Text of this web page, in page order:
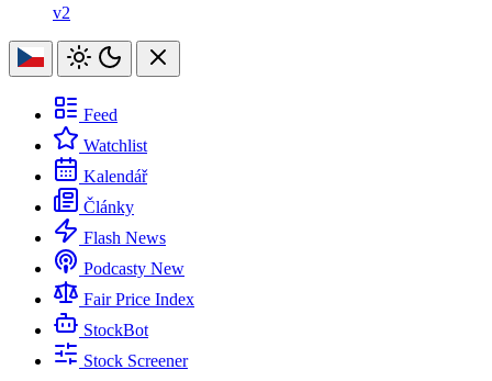
v2
Feed
Watchlist
Kalendář
Články
Flash News
Podcasty New
Fair Price Index
StockBot
Stock Screener